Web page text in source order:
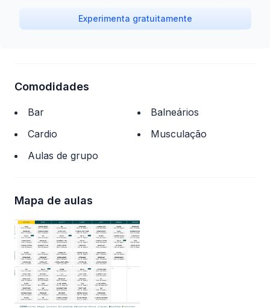
Experimenta gratuitamente
Comodidades
Bar
Balneários
Cardio
Musculação
Aulas de grupo
Mapa de aulas